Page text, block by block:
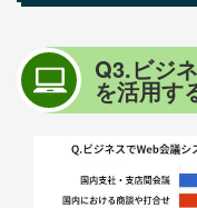
Q3.ビジ
を活用す